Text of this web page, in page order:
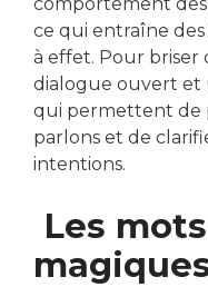
ce qui entraîne
à effet. Pour briser
dialogue ouvert et
qui permettent de
parlons et de
intentions.
Les